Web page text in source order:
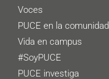
Voces
PUCE en la comunidad
Vida en campus
#SoyPUCE
PUCE investiga